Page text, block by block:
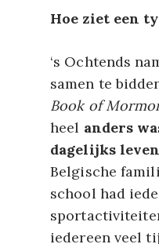
Hoe ziet een
‘s Ochtends
samen te
Book of
heel anders
dagelijks leven
Belgische
school had
iedereen veel